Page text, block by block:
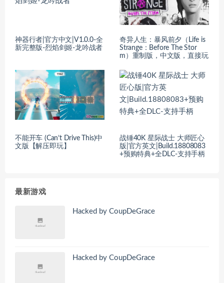
神器行者|官方中文|V1.0.0-全
新完整版-烈焰剑姬-龙吟战者
奇异人生：暴风前夕（Life is
Strange：Before The Stor
m）重制版，中文版，直接玩
不能开车 (Can’t Drive This)中
文版【解压即玩】
战锤40K 星际战士 大师匠心
版|官方英文|Build.18808083
+预购特典+全DLC-支持手柄
最新游戏
Hacked by CoupDeGrace
Hacked by CoupDeGrace